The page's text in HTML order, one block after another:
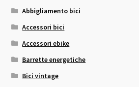
Abbigliamento bici
Accessori bici
Accessori ebike
Barrette energetiche
Bici vintage